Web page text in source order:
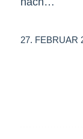
27. FEBRUAR